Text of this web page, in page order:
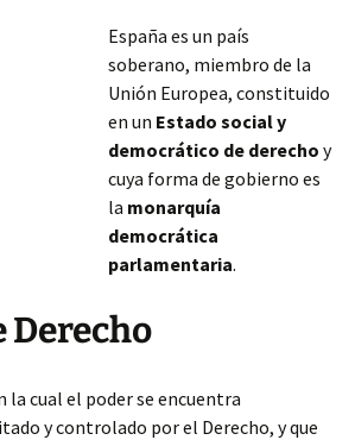
España es un país
soberano, miembro de la
Unión Europea, constituido
en un Estado social y
democrático de derecho y
cuya forma de gobierno es
la monarquía
democrática
parlamentaria.
Derecho
la cual el poder se encuentra
y controlado por el Derecho, y que